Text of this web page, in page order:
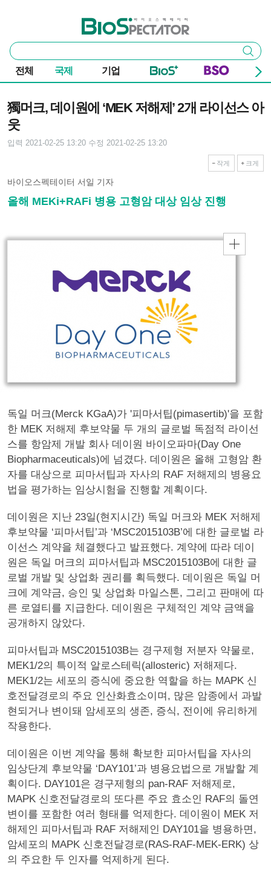
바이오스펙테이터
통
합
검
색
검색
전체 국제 기업
獨머크, 데이원에 ‘MEK 저해제’ 2개 라이선스 아
웃
입력 2021-02-25 13:20 수정 2021-02-25 13:20
작게 크게
바이오스펙테이터 서일 기자
올해 MEKi+RAFi 병용 고형암 대상 임상 진행
독일 머크(Merck KGaA)가 '피마서팁(pimasertib)'을 포함
한 MEK 저해제 후보약물 두 개의 글로벌 독점적 라이선
스를 항암제 개발 회사 데이원 바이오파마(Day One
Biopharmaceuticals)에 넘겼다. 데이원은 올해 고형암 환
자를 대상으로 피마서팁과 자사의 RAF 저해제의 병용요
법을 평가하는 임상시험을 진행할 계획이다.
데이원은 지난 23일(현지시간) 독일 머크와 MEK 저해제
후보약물 ‘피마서팁’과 ‘MSC2015103B’에 대한 글로벌 라
이선스 계약을 체결했다고 발표했다. 계약에 따라 데이
원은 독일 머크의 피마서팁과 MSC2015103B에 대한 글
로벌 개발 및 상업화 권리를 획득했다. 데이원은 독일 머
크에 계약금, 승인 및 상업화 마일스톤, 그리고 판매에 따
른 로열티를 지급한다. 데이원은 구체적인 계약 금액을
공개하지 않았다.
피마서팁과 MSC2015103B는 경구제형 저분자 약물로,
MEK1/2의 특이적 알로스테릭(allosteric) 저해제다.
MEK1/2는 세포의 증식에 중요한 역할을 하는 MAPK 신
호전달경로의 주요 인산화효소이며, 많은 암종에서 과발
현되거나 변이돼 암세포의 생존, 증식, 전이에 유리하게
작용한다.
데이원은 이번 계약을 통해 확보한 피마서팁을 자사의
임상단계 후보약물 ‘DAY101’과 병용요법으로 개발할 계
획이다. DAY101은 경구제형의 pan-RAF 저해제로,
MAPK 신호전달경로의 또다른 주요 효소인 RAF의 돌연
변이를 포함한 여러 형태를 억제한다. 데이원이 MEK 저
해제인 피마서팁과 RAF 저해제인 DAY101을 병용하면,
암세포의 MAPK 신호전달경로(RAS-RAF-MEK-ERK) 상
의 주요한 두 인자를 억제하게 된다.